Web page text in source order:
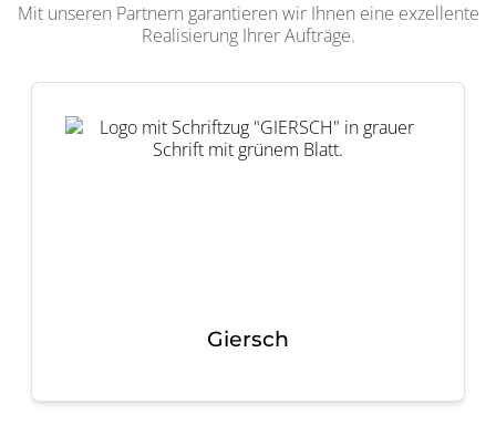
Mit unseren Partnern garantieren wir Ihnen eine exzellente
Realisierung Ihrer Aufträge.
Giersch